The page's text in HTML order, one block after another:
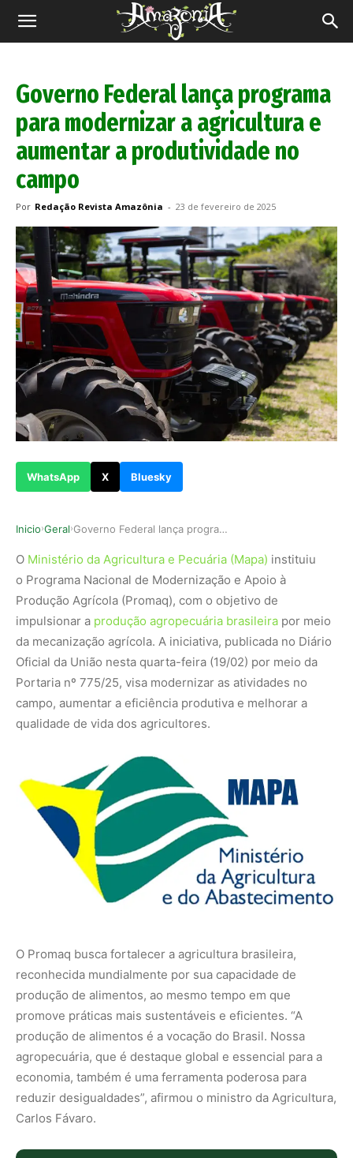
Revista
Governo Federal lança programa
para modernizar a agricultura e
aumentar a produtividade no
campo
Por Redação Revista Amazônia - 23 de fevereiro de 2025
WhatsApp X Bluesky
Inicio›Geral› Governo Federal lança programa para modernizar …
O Ministério da Agricultura e Pecuária (Mapa) instituiu
o Programa Nacional de Modernização e Apoio à
Produção Agrícola (Promaq), com o objetivo de
impulsionar a produção agropecuária brasileira por meio
da mecanização agrícola. A iniciativa, publicada no Diário
Oficial da União nesta quarta-feira (19/02) por meio da
Portaria nº 775/25, visa modernizar as atividades no
campo, aumentar a eficiência produtiva e melhorar a
qualidade de vida dos agricultores.
O Promaq busca fortalecer a agricultura brasileira,
reconhecida mundialmente por sua capacidade de
produção de alimentos, ao mesmo tempo em que
promove práticas mais sustentáveis e eficientes. “A
produção de alimentos é a vocação do Brasil. Nossa
agropecuária, que é destaque global e essencial para a
economia, também é uma ferramenta poderosa para
reduzir desigualdades”, afirmou o ministro da Agricultura,
Carlos Fávaro.